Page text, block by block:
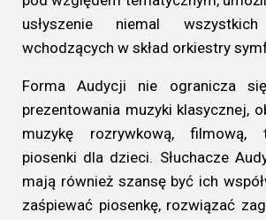
usłyszenie niemal
wchodzących w skład orkiestry
Forma Audycji nie ogranicza
prezentowania muzyki klasycznej,
muzykę rozrywkową, filmową,
piosenki dla dzieci. Słuchacze
mają również szansę być ich
zaśpiewać piosenkę, rozwiązać